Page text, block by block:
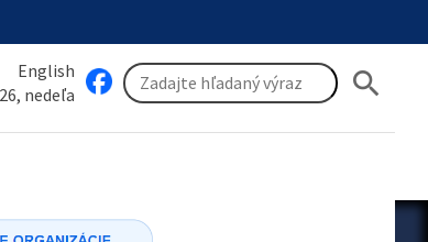
English
nedeľa
search